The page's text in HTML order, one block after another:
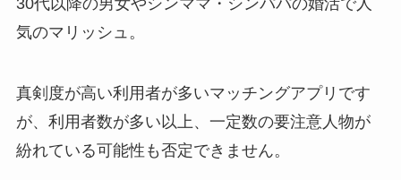
30代以降の男女やシンママ・シンパパの婚活で人
気のマリッシュ。
真剣度が高い利用者が多いマッチングアプリです
が、利用者数が多い以上、一定数の要注意人物が
紛れている可能性も否定できません。